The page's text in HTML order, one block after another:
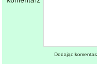
Dodając